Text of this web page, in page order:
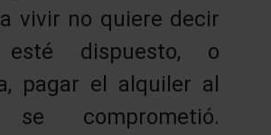
vivir no quiere decir
dispuesto, o
pagar el alquiler al
comprometió.